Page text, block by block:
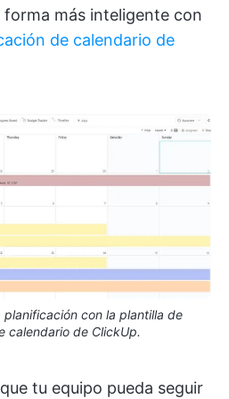
forma más inteligente con
de calendario de
planificación con la plantilla de
calendario de ClickUp.
tu equipo pueda seguir